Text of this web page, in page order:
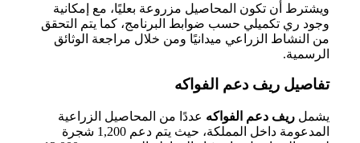
ويشترط أن تكون المحاصيل مزروعة بعليًا، مع إمكانية
وجود ري تكميلي حسب ضوابط البرنامج، كما يتم التحقق
من النشاط الزراعي ميدانيًا ومن خلال مراجعة الوثائق
الرسمية.
تفاصيل ريف دعم الفواكه
يشمل ريف دعم الفواكه عددًا من المحاصيل الزراعية
المدعومة داخل المملكة، حيث يتم دعم 1,200 شجرة